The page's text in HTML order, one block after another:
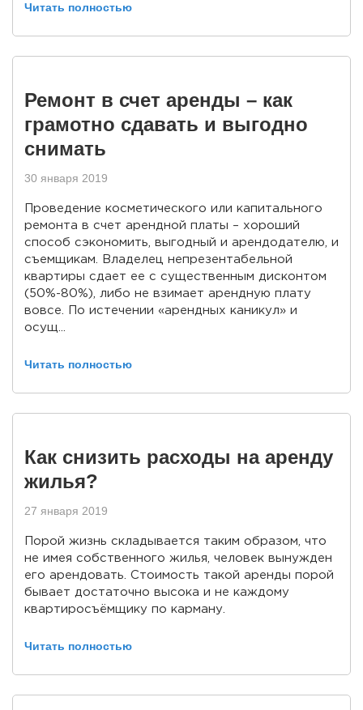
Читать полностью
Ремонт в счет аренды – как
грамотно сдавать и выгодно
снимать
30 января 2019
Проведение косметического или капитального
ремонта в счет арендной платы – хороший
способ сэкономить, выгодный и арендодателю, и
съемщикам. Владелец непрезентабельной
квартиры сдает ее с существенным дисконтом
(50%-80%), либо не взимает арендную плату
вовсе. По истечении «арендных каникул» и
осущ...
Читать полностью
Как снизить расходы на аренду
жилья?
27 января 2019
Порой жизнь складывается таким образом, что
не имея собственного жилья, человек вынужден
его арендовать. Стоимость такой аренды порой
бывает достаточно высока и не каждому
квартиросъёмщику по карману.
Читать полностью